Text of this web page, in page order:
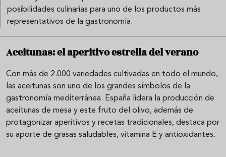
posibilidades culinarias para uno de los productos más
representativos de la gastronomía.
Aceitunas: el aperitivo estrella del verano
Con más de 2.000 variedades cultivadas en todo el mundo,
las aceitunas son uno de los grandes símbolos de la
gastronomía mediterránea. España lidera la producción de
aceitunas de mesa y este fruto del olivo, además de
protagonizar aperitivos y recetas tradicionales, destaca por
su aporte de grasas saludables, vitamina E y antioxidantes.